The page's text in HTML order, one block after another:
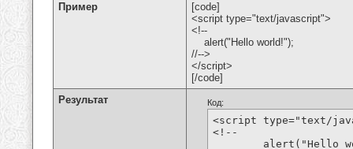
Пример
[code]
<script type="text/javascript">
<!--
alert("Hello world!");
//-->
</script>
[/code]
Результат
Код:
<script type="text/
<!--